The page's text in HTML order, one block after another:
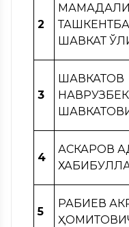
2
ШАВКАТ
3
ШАВКАТОВ
НАВРУЗБЕК
4
АСКАРОВ
5
РАБИЕВ